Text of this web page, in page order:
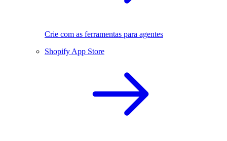
Crie com as ferramentas para agentes
Shopify App Store